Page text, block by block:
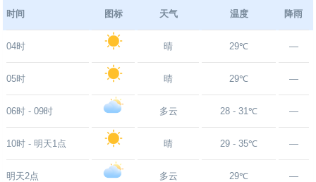
时间 图标 天气 温度 降雨
04时 晴 29℃ —
05时 晴 29℃ —
06时 - 09时 多云 28 - 31℃ —
10时 - 明天1点 晴 29 - 35℃ —
明天2点 多云 29℃ —